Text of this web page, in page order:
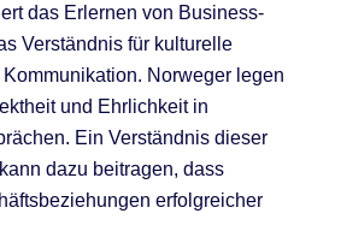
das Erlernen von Business-
Verständnis für kulturelle
Norweger legen
und Ehrlichkeit in
Ein Verständnis dieser
dazu beitragen, dass
erfolgreicher